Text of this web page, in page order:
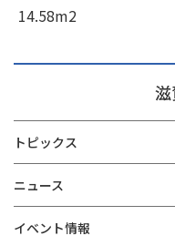
トピックス
ニュース
イベント情報
14.58m2